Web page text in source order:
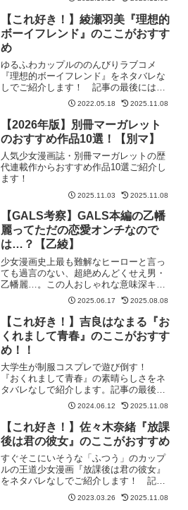
ネタバレなしでご紹介します！ 記事の
最後には『きよく、やましく、もどかし
く。』が気に入った方におすすめの作品
も紹介しています。
【これ好き！】綾瀬羽美『理想的
ボーイフレンド』のここがおすす
め
ゆるふわカップルののんびりラブコメ
『理想的ボーイフレンド』をネタバレな
しでご紹介します！ 記事の最後には
『理想的ボーイフレンド』が気に入った
方におすすめの作品も紹介しています。
2022.05.18 2025.11.08
【2026年版】別冊マーガレット
のおすすめ作品10選！【別マ】
人気少女漫画誌・別冊マーガレットの歴
代連載作からおすすめ作品10選ご紹介し
ます！
2025.11.03 2025.11.08
【GALS考察】GALS本編の乙幡
麗ってただの恋愛オンチなので
は…？【乙綾】
少女漫画史上最も難解なヒーローと言っ
ても過言のない、超絶めんどくせえ男・
乙幡麗…。この人おしゃれな意味深キャ
ラじゃなくて、ただの恋愛オンチなんじ
ゃないか…？ということについて、今回
つらつらと書いてみました…！
2025.06.17 2025.08.08
【これ好き！】吉良はなまる『お
くれまして青春』のここがおすす
め！！
大学生が制服コスプレで遊び倒す！
『おくれまして青春』の素晴らしさをネ
タバレなしで紹介します。記事の最後に
は『おくれまして青春』が気に入った方
におすすめの作品も紹介しています。
2024.06.12 2025.11.08
【これ好き！】佐々木奈緒『放課
後は君の彼女』のここがおすすめ
すぐそこにいそうな「ふつう」のカップ
ルの王道少女漫画『放課後は君の彼女』
をネタバレなしでご紹介します！ 記事
の最後には『放課後は君の彼女』が気に
入った方におすすめの作品も紹介してい
2023.03.26 2025.11.08